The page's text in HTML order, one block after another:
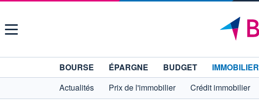
Menu
BOURSE ÉPARGNE BUDGET IMMOBILIER
Actualités
Prix de l'immobilier Crédit immobilier